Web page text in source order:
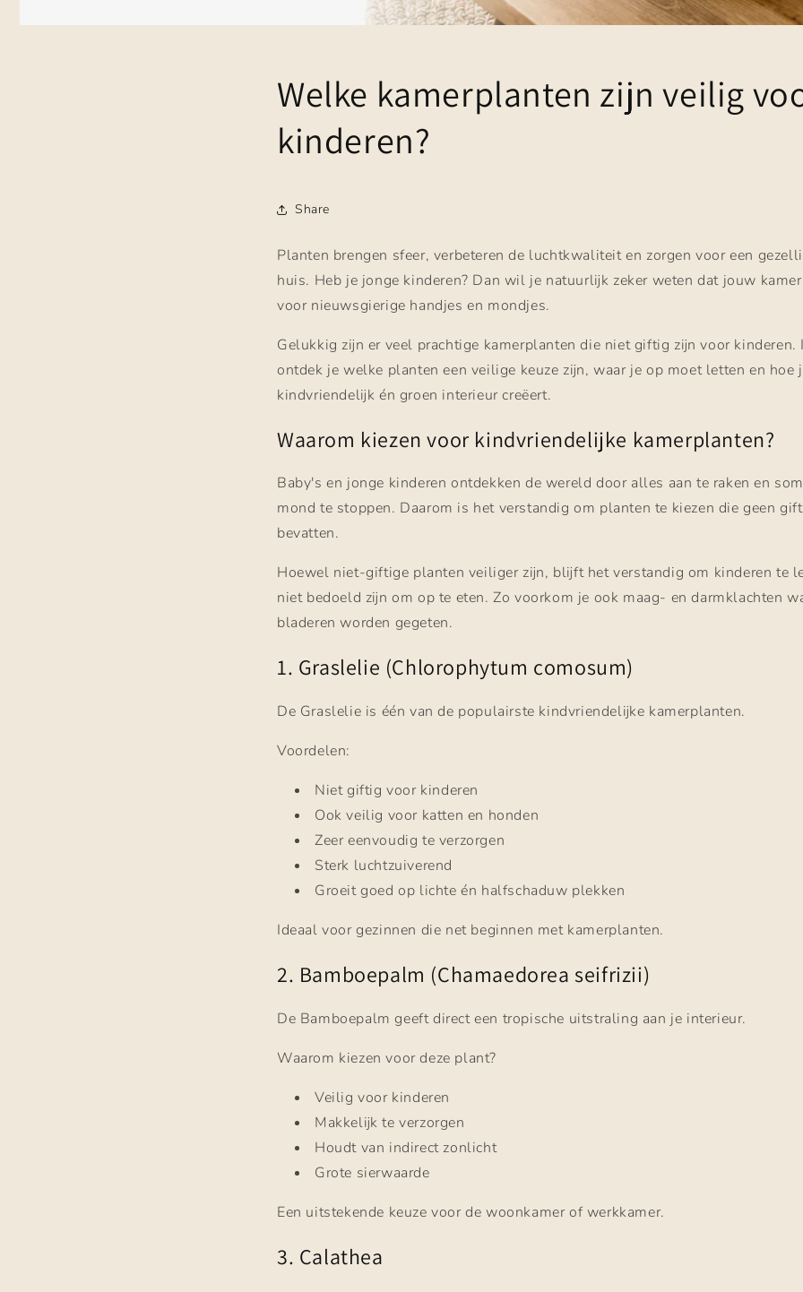
Welke kamerplanten zijn veilig
kinderen?
Share
Planten brengen sfeer, verbeteren de luchtkwaliteit en zorgen voor een
huis. Heb je jonge kinderen? Dan wil je natuurlijk zeker weten dat jouw
voor nieuwsgierige handjes en mondjes.
Gelukkig zijn er veel prachtige kamerplanten die niet giftig zijn voor kinderen.
ontdek je welke planten een veilige keuze zijn, waar je op moet letten en hoe
kindvriendelijk én groen interieur creëert.
Waarom kiezen voor kindvriendelijke kamerplanten?
Baby's en jonge kinderen ontdekken de wereld door alles aan te raken en
mond te stoppen. Daarom is het verstandig om planten te kiezen die geen
bevatten.
Hoewel niet-giftige planten veiliger zijn, blijft het verstandig om kinderen te
niet bedoeld zijn om op te eten. Zo voorkom je ook maag- en darmklachten
bladeren worden gegeten.
1. Graslelie (Chlorophytum comosum)
De Graslelie is één van de populairste kindvriendelijke kamerplanten.
Voordelen:
Niet giftig voor kinderen
Ook veilig voor katten en honden
Zeer eenvoudig te verzorgen
Sterk luchtzuiverend
Groeit goed op lichte én halfschaduw plekken
Ideaal voor gezinnen die net beginnen met kamerplanten.
2. Bamboepalm (Chamaedorea seifrizii)
De Bamboepalm geeft direct een tropische uitstraling aan je interieur.
Waarom kiezen voor deze plant?
Veilig voor kinderen
Makkelijk te verzorgen
Houdt van indirect zonlicht
Grote sierwaarde
Een uitstekende keuze voor de woonkamer of werkkamer.
3. Calathea